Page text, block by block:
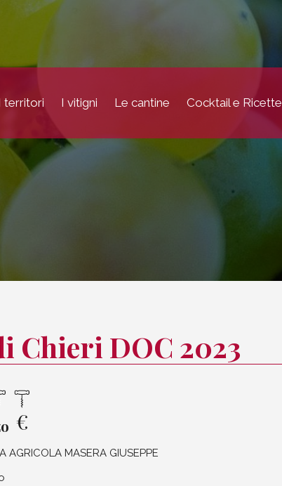
territori I vitigni Le cantine Cocktail e Ricette
Chieri DOC 2023
€
AGRICOLA MASERA GIUSEPPE